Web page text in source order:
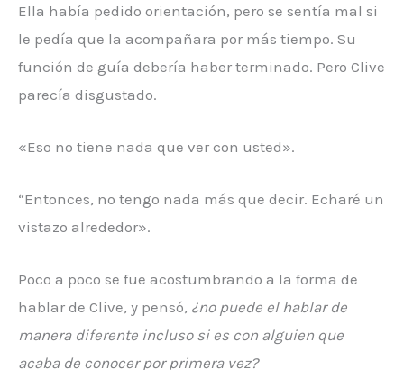
Ella había pedido orientación, pero se sentía mal si
le pedía que la acompañara por más tiempo. Su
función de guía debería haber terminado. Pero Clive
parecía disgustado.
«Eso no tiene nada que ver con usted».
“Entonces, no tengo nada más que decir. Echaré un
vistazo alrededor».
Poco a poco se fue acostumbrando a la forma de
hablar de Clive, y pensó, ¿no puede el hablar de
manera diferente incluso si es con alguien que
acaba de conocer por primera vez?